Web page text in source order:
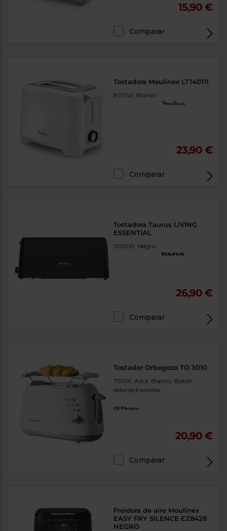
15,90 €
Comparar
Tostadora Moulinex LT140111
800W, Blanco
23,90 €
Comparar
Tostadora Taurus LIVING
ESSENTIAL
1200W, Negro
26,90 €
Comparar
Tostador Orbegozo TO 3010
750W, Azul, Blanco, Botón
detener/cancelar
20,90 €
Comparar
Freidora de aire Moulinex
EASY FRY SILENCE EZ8428
NEGRO